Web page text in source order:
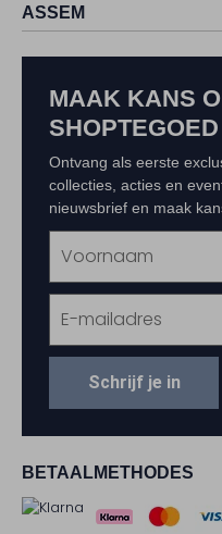
ASSEM
BETAALMETHODES
MAAK KANS
SHOPTEGOED
Ontvang als eerste
collecties, acties en
nieuwsbrief en maak
Schrijf je in